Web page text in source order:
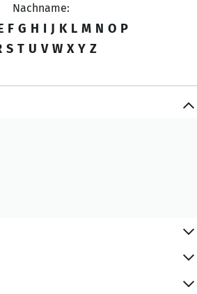
Nachname:
F G H I J K L M N O P
S T U V W X Y Z